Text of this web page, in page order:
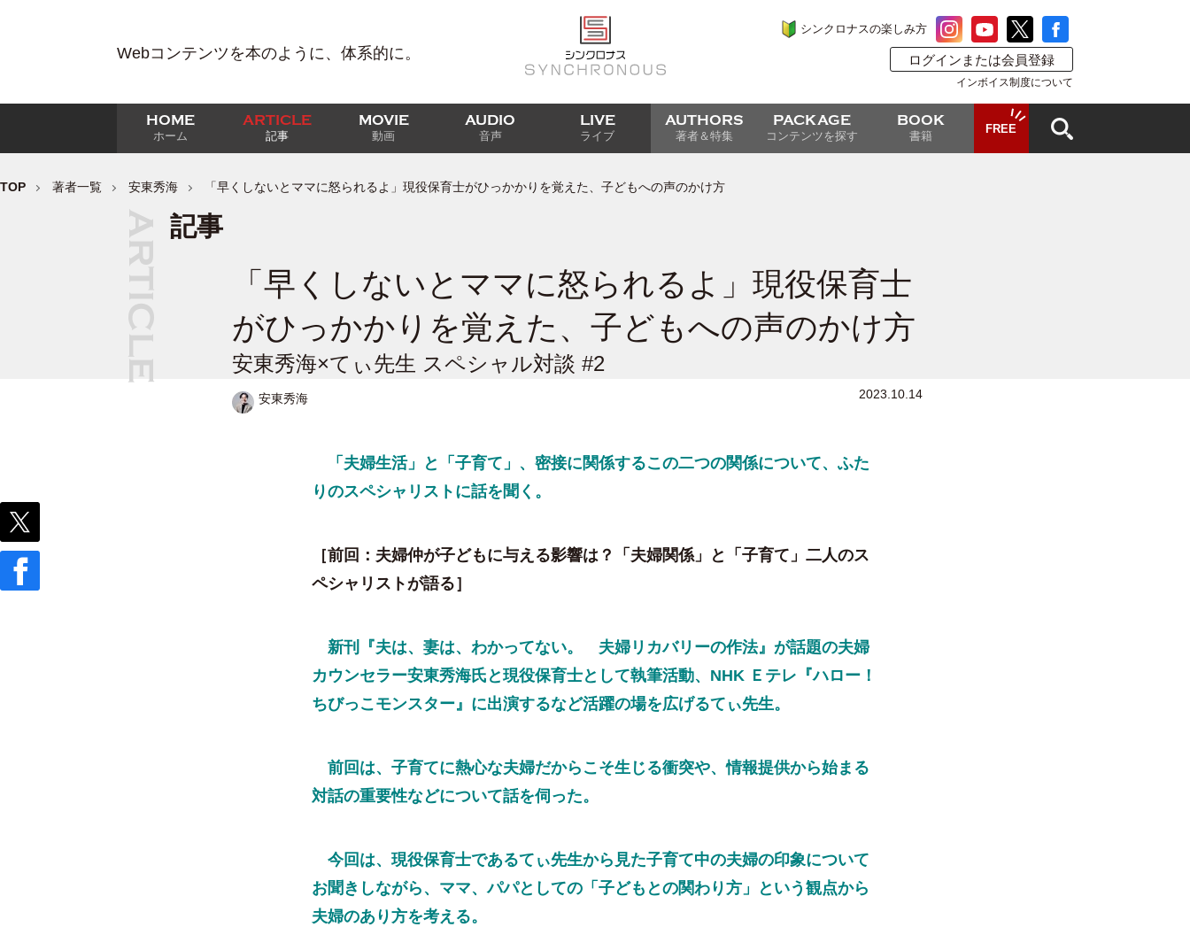
Webコンテンツを本のように、体系的に。
シンクロナスの楽しみ方
ログインまたは会員登録
インボイス制度について
HOME
ホーム
ARTICLE
記事
MOVIE
動画
AUDIO
音声
LIVE
ライブ
AUTHORS
著者＆特集
PACKAGE
コンテンツを探す
BOOK
書籍
FREE
TOP 著者一覧 安東秀海 「早くしないとママに怒られるよ」現役保育士がひっかかりを覚えた、子どもへの声のかけ方
記事
「早くしないとママに怒られるよ」現役保育士
がひっかかりを覚えた、子どもへの声のかけ方
安東秀海×てぃ先生 スペシャル対談 #2
安東秀海 2023.10.14
「夫婦生活」と「子育て」、密接に関係するこの二つの関係について、ふた
りのスペシャリストに話を聞く。
［前回： 夫婦仲が子どもに与える影響は？「夫婦関係」と「子育て」二人のス
ペシャリストが語る］
新刊『夫は、妻は、わかってない。 夫婦リカバリーの作法』が話題の夫婦
カウンセラー安東秀海氏と現役保育士として執筆活動、NHK Ｅテレ『ハロー！
ちびっこモンスター』に出演するなど活躍の場を広げるてぃ先生。
前回は、子育てに熱心な夫婦だからこそ生じる衝突や、情報提供から始まる
対話の重要性などについて話を伺った。
今回は、現役保育士であるてぃ先生から見た子育て中の夫婦の印象について
お聞きしながら、ママ、パパとしての「子どもとの関わり方」という観点から
夫婦のあり方を考える。